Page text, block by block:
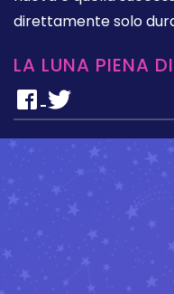
direttamente solo
LA LUNA PIENA